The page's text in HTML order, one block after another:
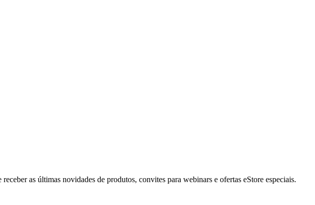
as últimas novidades de produtos, convites para webinars e ofertas eStore especiais.